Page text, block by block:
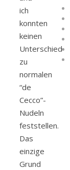
ich
konnten
keinen
Unterschied
zu
normalen
“de
Cecco”-
Nudeln
feststellen.
Das
einzige
Grund